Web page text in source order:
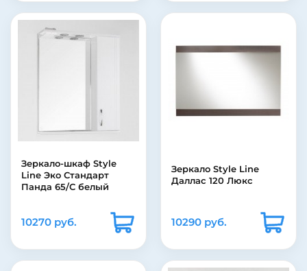
Зеркало-шкаф Style
Line Эко Стандарт
Панда 65/С белый
10270 руб.
Зеркало Style Line
Даллас 120 Люкс
10290 руб.